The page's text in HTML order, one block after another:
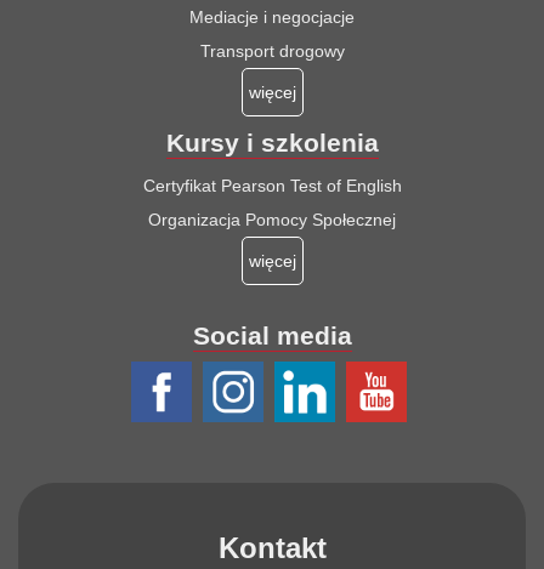
Mediacje i negocjacje
Transport drogowy
więcej
Kursy i szkolenia
Certyfikat Pearson Test of English
Organizacja Pomocy Społecznej
więcej
Social media
Kontakt